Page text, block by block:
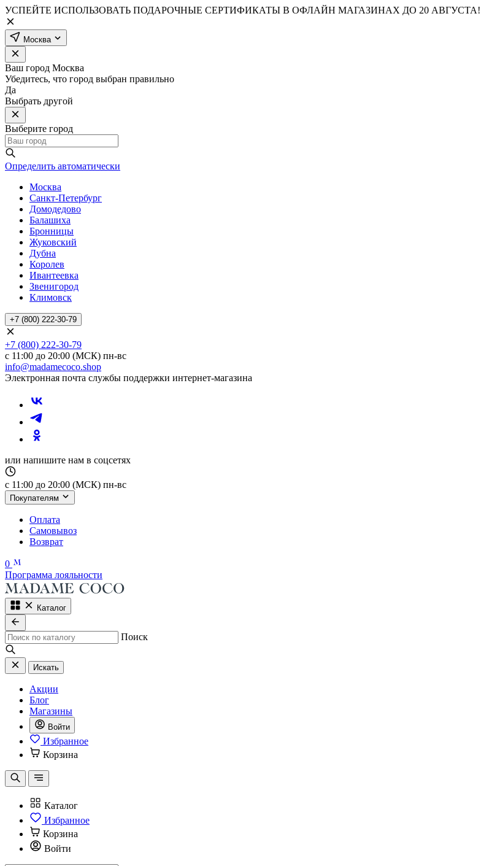
УСПЕЙТЕ ИСПОЛЬЗОВАТЬ ПОДАРОЧНЫЕ СЕРТИФИКАТЫ В ОФЛАЙН МАГАЗИНАХ ДО 20 АВГУСТА!
Москва
Ваш город Москва
Убедитесь, что город выбран правильно
Да
Выбрать другой
Выберите город
Определить автоматически
Москва
Санкт-Петербург
Домодедово
Балашиха
Бронницы
Жуковский
Дубна
Королев
Ивантеевка
Звенигород
Климовск
+7 (800) 222-30-79
+7 (800) 222-30-79
с 11:00 до 20:00 (МСК) пн-вс
info@madamecoco.shop
Электронная почта службы поддержки интернет-магазина
или напишите нам в соцсетях
с 11:00 до 20:00 (МСК) пн-вс
Покупателям
Оплата
Самовывоз
Возврат
0
Программа лояльности
Каталог
Поиск
Искать
Акции
Блог
Магазины
Войти
Избранное
Корзина
Каталог
Избранное
Корзина
Войти